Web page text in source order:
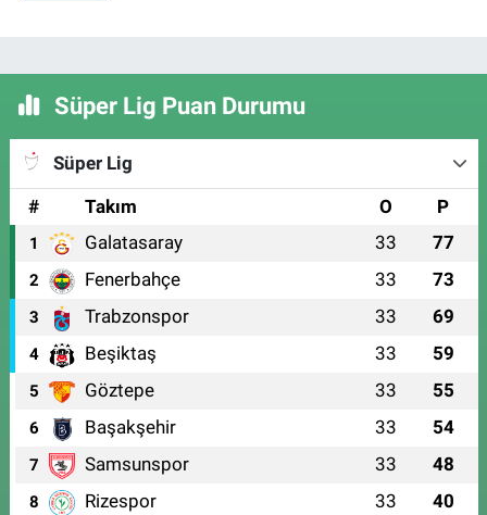
Süper Lig Puan Durumu
Süper Lig
#
Takım O P
1 Galatasaray 33 77
2 Fenerbahçe 33 73
3 Trabzonspor 33 69
4 Beşiktaş 33 59
5 Göztepe 33 55
6 Başakşehir 33 54
7 Samsunspor 33 48
8 Rizespor 33 40